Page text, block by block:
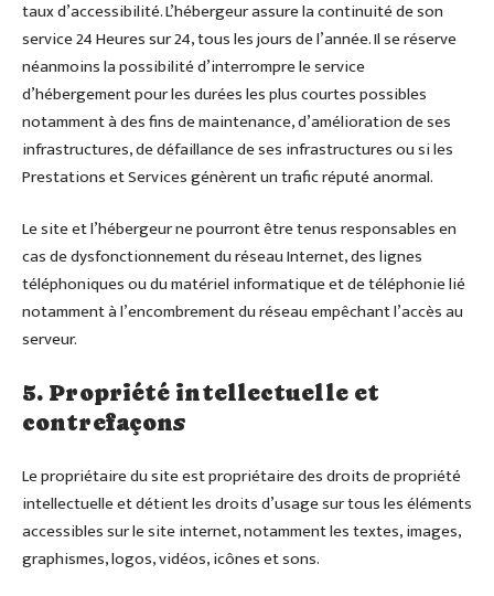
taux d’accessibilité. L’hébergeur assure la continuité de son
service 24 Heures sur 24, tous les jours de l’année. Il se réserve
néanmoins la possibilité d’interrompre le service
d’hébergement pour les durées les plus courtes possibles
notamment à des fins de maintenance, d’amélioration de ses
infrastructures, de défaillance de ses infrastructures ou si les
Prestations et Services génèrent un trafic réputé anormal.
Le site et l’hébergeur ne pourront être tenus responsables en
cas de dysfonctionnement du réseau Internet, des lignes
téléphoniques ou du matériel informatique et de téléphonie lié
notamment à l’encombrement du réseau empêchant l’accès au
serveur.
5. Propriété intellectuelle et
contrefaçons
Le propriétaire du site est propriétaire des droits de propriété
intellectuelle et détient les droits d’usage sur tous les éléments
accessibles sur le site internet, notamment les textes, images,
graphismes, logos, vidéos, icônes et sons.